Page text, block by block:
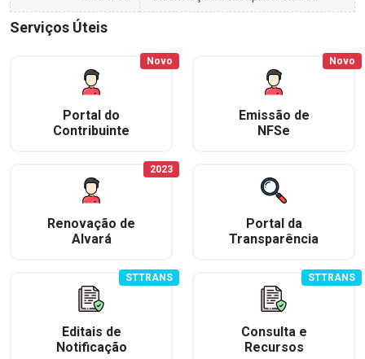
Serviços Úteis
Portal do
Contribuinte
Novo
Emissão de
NFSe
Novo
Renovação de
Alvará
2023
Portal da
Transparência
Editais de
Notificação
STTRANS
Consulta e
Recursos
STTRANS